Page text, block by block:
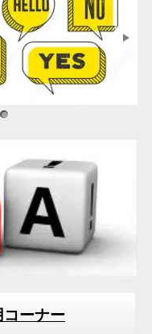
像1
画像2
プル画像3
ーナー